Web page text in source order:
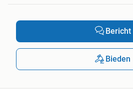
Bericht
Bieden